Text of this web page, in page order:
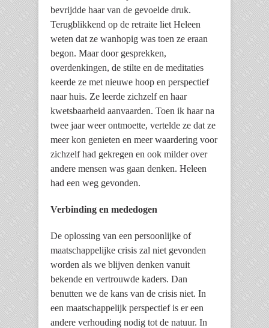
bevrijdde haar van de gevoelde druk.
Terugblikkend op de retraite liet Heleen
weten dat ze wanhopig was toen ze eraan
begon. Maar door gesprekken,
overdenkingen, de stilte en de meditaties
keerde ze met nieuwe hoop en perspectief
naar huis. Ze leerde zichzelf en haar
kwetsbaarheid aanvaarden. Toen ik haar na
twee jaar weer ontmoette, vertelde ze dat ze
meer kon genieten en meer waardering voor
zichzelf had gekregen en ook milder over
andere mensen was gaan denken. Heleen
had een weg gevonden.
Verbinding en mededogen
De oplossing van een persoonlijke of
maatschappelijke crisis zal niet gevonden
worden als we blijven denken vanuit
bekende en vertrouwde kaders. Dan
benutten we de kans van de crisis niet. In
een maatschappelijk perspectief is er een
andere verhouding nodig tot de natuur. In